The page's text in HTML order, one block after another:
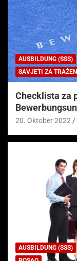
AUSBILDUNG (SSS)
SAVJETI ZA
Checklista za
20. Oktober 2022
AUSBILDUNG (SSS)